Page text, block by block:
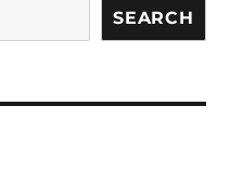
SEARCH